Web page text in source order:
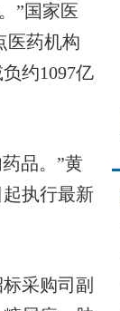
”国家医
医药机构
约1097亿
品。”黄
执行最新
采购司副